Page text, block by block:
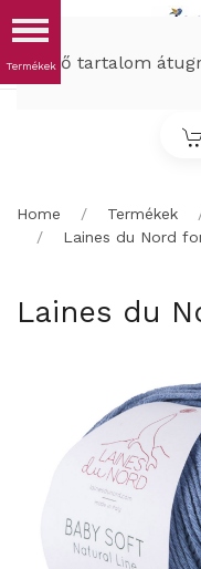
Fő tartalom
Home Termékek
Laines du Nord
Laines du